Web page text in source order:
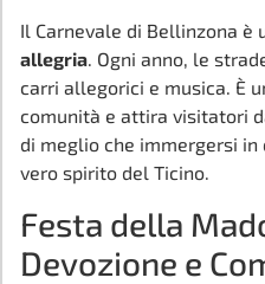
Il Carnevale di Bellinzona è
allegria. Ogni anno, le
carri allegorici e musica. È
comunità e attira visitatori
di meglio che immergersi
vero spirito del Ticino.
Festa della
Devozione e